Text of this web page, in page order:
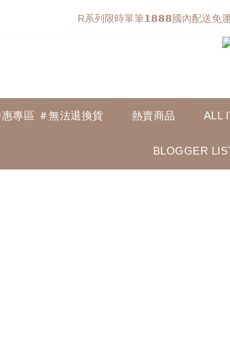
R系列限時單筆𝟭𝟴𝟴𝟴國內配送免運
專區 ＃無法退換貨 熱賣商品 ALL
BLOGGER